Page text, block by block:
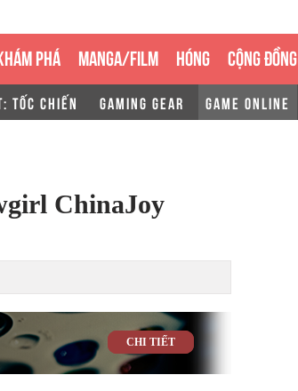
PHÁ MANGA/FILM HÓNG CỘNG ĐỒNG
TỐC CHIẾN GAMING GEAR GAME ONLINE
ChinaJoy
CHI TIẾT